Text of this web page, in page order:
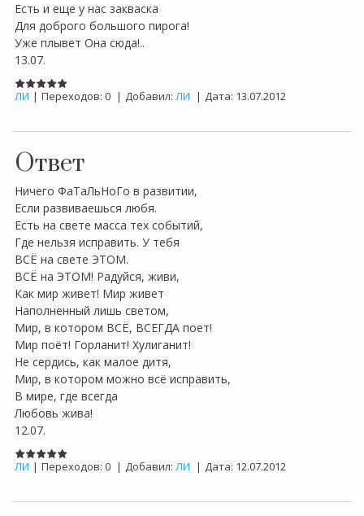
Есть и еще у нас закваска
Для доброго большого пирога!
Уже плывет Она сюда!..
13.07.
ЛИ | Переходов: 0 | Добавил: ЛИ | Дата: 13.07.2012
Ответ
Ничего ФаТаЛьНоГо в развитии,
Если развиваешься любя.
Есть на свете масса тех событий,
Где нельзя исправить. У тебя
ВСЁ на свете ЭТОМ.
ВСЁ на ЭТОМ! Радуйся, живи,
Как мир живет! Мир живет
Наполненный лишь светом,
Мир, в котором ВСЁ, ВСЕГДА поет!
Мир поёт! Горланит! Хулиганит!
Не сердись, как малое дитя,
Мир, в котором можно всё исправить,
В мире, где всегда
Любовь жива!
12.07.
ЛИ | Переходов: 0 | Добавил: ЛИ | Дата: 12.07.2012